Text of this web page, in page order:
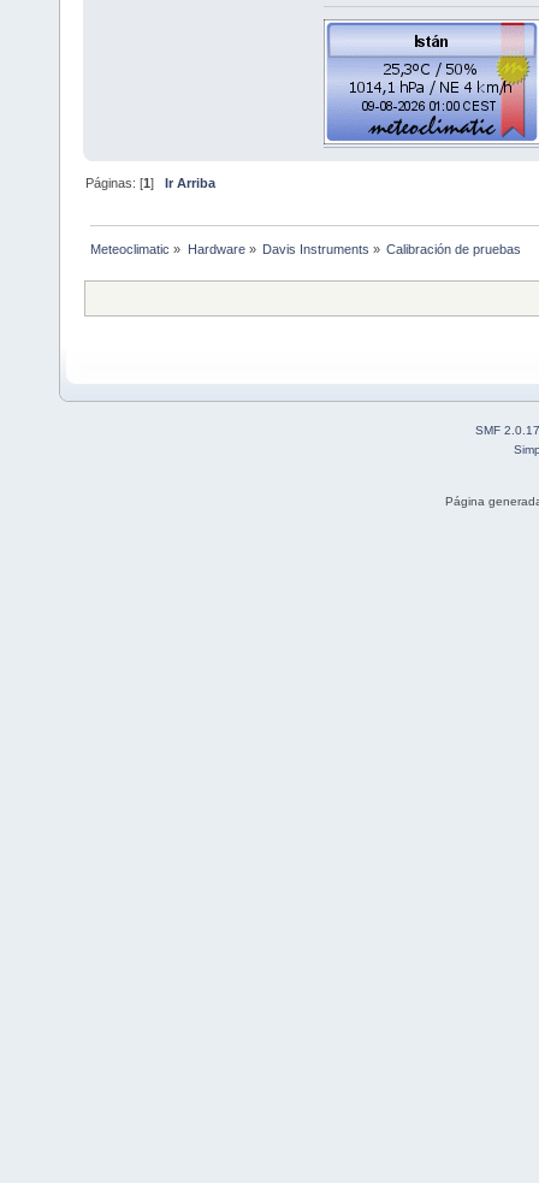
Páginas: [1] Ir Arriba
Meteoclimatic » Hardware» Davis Instruments » Calibración de pruebas
SMF 2.0.17
Página